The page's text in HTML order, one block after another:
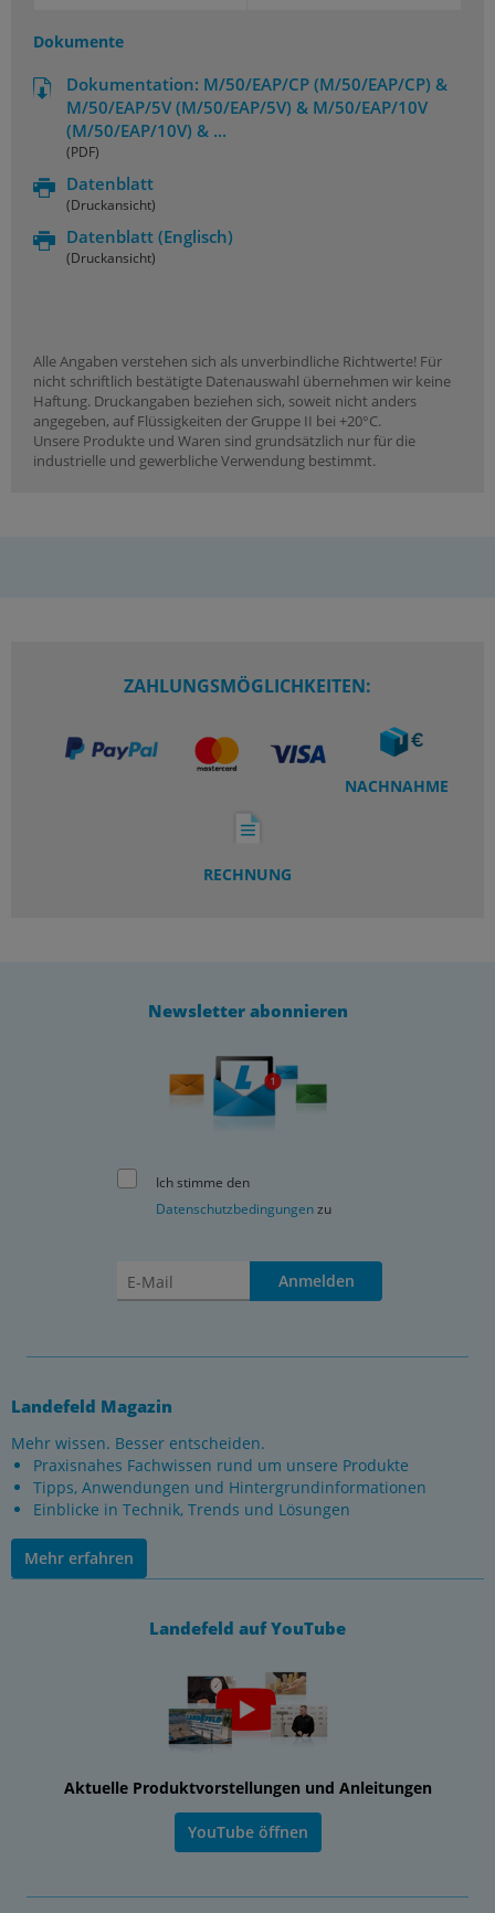
Dokumente
Dokumentation: M/50/EAP/CP (M/50/EAP/CP) &
M/50/EAP/5V (M/50/EAP/5V) & M/50/EAP/10V
(M/50/EAP/10V) & ...
(PDF)
Datenblatt
(Druckansicht)
Datenblatt (Englisch)
(Druckansicht)
Alle Angaben verstehen sich als unverbindliche Richtwerte! Für
nicht schriftlich bestätigte Datenauswahl übernehmen wir keine
Haftung. Druckangaben beziehen sich, soweit nicht anders
angegeben, auf Flüssigkeiten der Gruppe II bei +20°C.
Unsere Produkte und Waren sind grundsätzlich nur für die
industrielle und gewerbliche Verwendung bestimmt.
ZAHLUNGSMÖGLICHKEITEN:
NACHNAHME
RECHNUNG
Newsletter abonnieren
Ich stimme den
Datenschutzbedingungenzu
Anmelden
Landefeld Magazin
Mehr wissen. Besser entscheiden.
Praxisnahes Fachwissen rund um unsere Produkte
Tipps, Anwendungen und Hintergrundinformationen
Einblicke in Technik, Trends und Lösungen
Mehr erfahren
Landefeld auf YouTube
Aktuelle Produktvorstellungen und Anleitungen
YouTube öffnen